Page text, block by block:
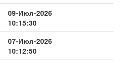
09-Июл-2026
10:15:30
07-Июл-2026
10:12:50